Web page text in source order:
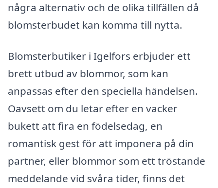
några alternativ och de olika tillfällen då
blomsterbudet kan komma till nytta.
Blomsterbutiker i Igelfors erbjuder ett
brett utbud av blommor, som kan
anpassas efter den speciella händelsen.
Oavsett om du letar efter en vacker
bukett att fira en födelsedag, en
romantisk gest för att imponera på din
partner, eller blommor som ett tröstande
meddelande vid svåra tider, finns det